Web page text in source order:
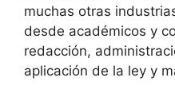
muchas otras
desde académicos y
redacción,
aplicación de la ley y